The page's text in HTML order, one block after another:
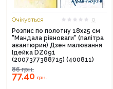
Очікується
0
Розпис по полотну 18х25 см
"Мандала рівноваги" (палітра
авантюрин) Дзен малювання
Ідейка DZ091
(2007377388715) (400811)
86грн.
77,40 грн.